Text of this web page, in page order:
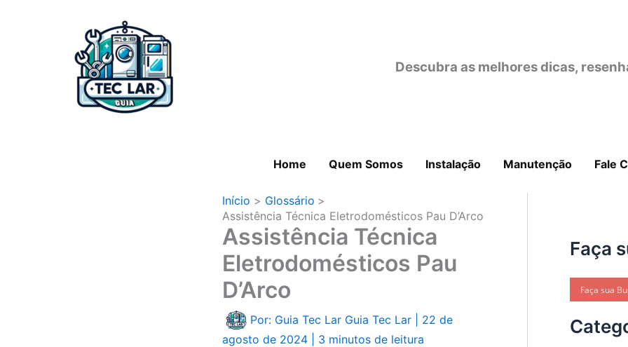
Descubra as melhores dicas,
Home Quem Somos Instalação Manutenção Fale
Início
Glossário
Assistência Técnica Eletrodomésticos Pau D’Arco
Assistência Técnica
Eletrodomésticos Pau
D’Arco
Por: Guia Tec Lar Guia Tec Lar
22 de
agosto de 2024
3 minutos de leitura
Faça